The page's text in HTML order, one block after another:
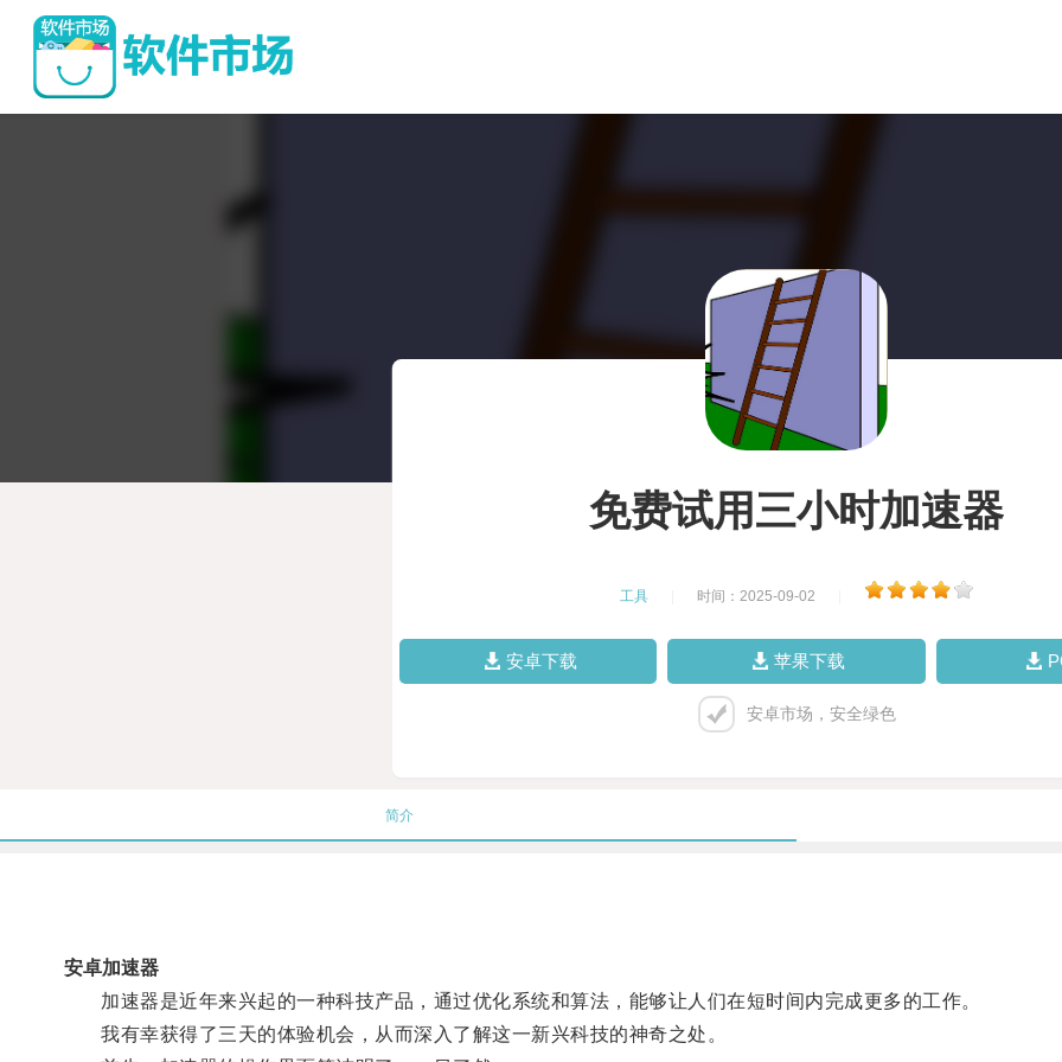
免费试用三小时加速器
工具 时间：2025-09-02
安卓下载 苹果下载
安卓市场，安全绿色
简介
安卓加速器
加速器是近年来兴起的一种科技产品，通过优化系统和算法，能够让人们在短时间内完成更多的工作。
我有幸获得了三天的体验机会，从而深入了解这一新兴科技的神奇之处。